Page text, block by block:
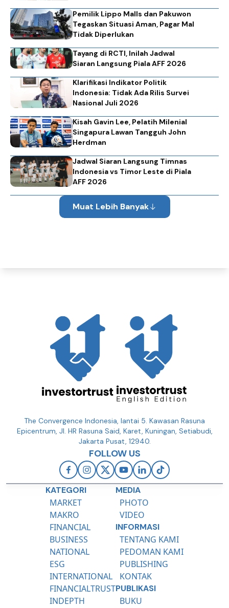
Pemilik Lippo Malls dan Pakuwon
Tegaskan Situasi Aman, Pagar Mal
Tidak Diperlukan
Tayang di RCTI, Inilah Jadwal
Siaran Langsung Piala AFF 2026
Klarifikasi Indikator Politik
Indonesia: Tidak Ada Rilis Survei
Nasional Juli 2026
Kisah Gavin Lee, Pelatih Milenial
Singapura Lawan Tangguh John
Herdman
Jadwal Siaran Langsung Timnas
Indonesia vs Timor Leste di Piala
AFF 2026
Muat Lebih Banyak
The Convergence Indonesia, lantai 5. Kawasan Rasuna
Epicentrum, Jl. HR Rasuna Said, Karet, Kuningan, Setiabudi,
Jakarta Pusat, 12940.
FOLLOW US
KATEGORI
MARKET
MAKRO
FINANCIAL
BUSINESS
NATIONAL
ESG
INTERNATIONAL
FINANCIALTRUST
INDEPTH
MEDIA
PHOTO
VIDEO
INFORMASI
TENTANG KAMI
PEDOMAN KAMI
PUBLISHING
KONTAK
PUBLIKASI
BUKU